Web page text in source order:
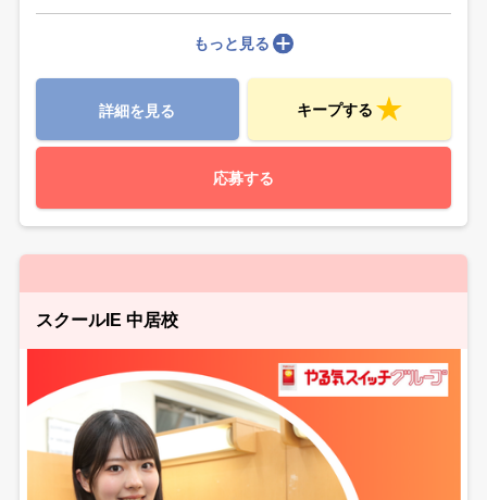
もっと見る
詳細を見る キープする
応募する
スクールIE 中居校